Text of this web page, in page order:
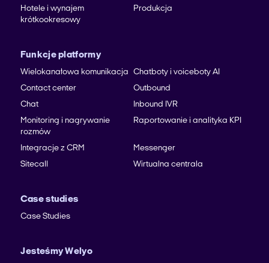
Hotele i wynajem
krótkookresowy
Produkcja
Funkcje platformy
Wielokanałowa komunikacja Chatboty i voiceboty AI
Contact center
Outbound
Chat
Inbound IVR
Monitoring i nagrywanie
rozmów
Raportowanie i analityka KPI
Integracje z CRM
Messenger
Sitecall
Wirtualna centrala
Case studies
Case Studies
Jesteśmy Welyo